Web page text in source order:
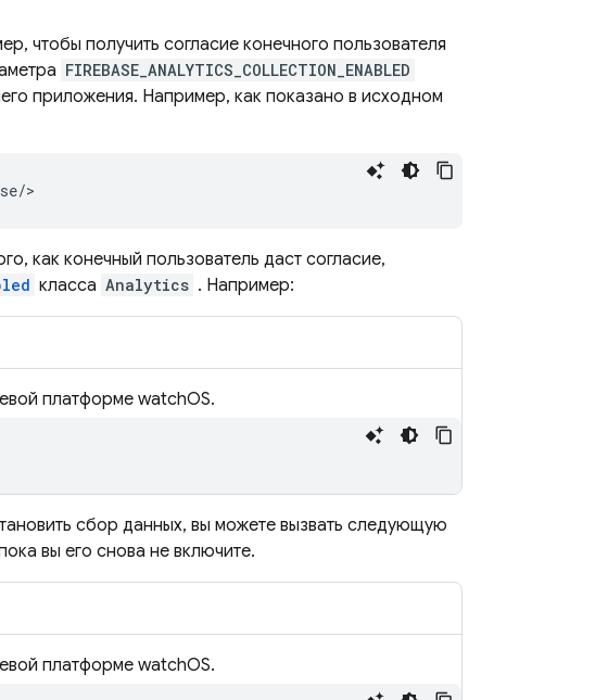
чтобы получить согласие конечного пользователя
FIREBASE_ANALYTICS_COLLECTION_ENABLED
приложения. Например, как показано в исходном
как конечный пользователь даст согласие,
класса Analytics . Например:
платформе watchOS.
сбор данных, вы можете вызвать следующую
вы его снова не включите.
платформе watchOS.